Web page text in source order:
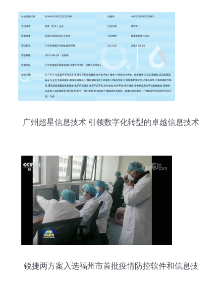
广州超星信息技术 引领数字化转型的卓越信息技术
锐捷两方案入选福州市首批疫情防控软件和信息技